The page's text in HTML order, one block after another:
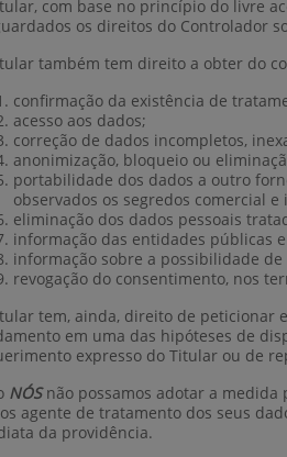
com base no princípio do livre
os direitos do Controlador
também tem direito a obter do
confirmação da existência de
acesso aos dados;
correção de dados incompletos,
anonimização, bloqueio ou
portabilidade dos dados a outro
observados os segredos comercial
eliminação dos dados pessoais
informação das entidades públicas
informação sobre a possibilidade
revogação do consentimento, nos
tem, ainda, direito de peticionar
em uma das hipóteses de
expresso do Titular ou de
NÓSnão possamos adotar a medida
agente de tratamento dos seus
da providência.